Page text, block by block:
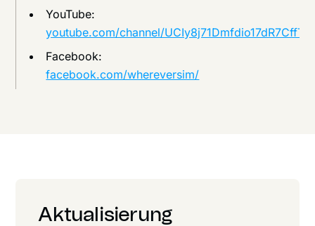
YouTube:
youtube.com/channel/UCIy8j71Dmfdio17dR7CffTA
Facebook:
facebook.com/whereversim/
Aktualisierung